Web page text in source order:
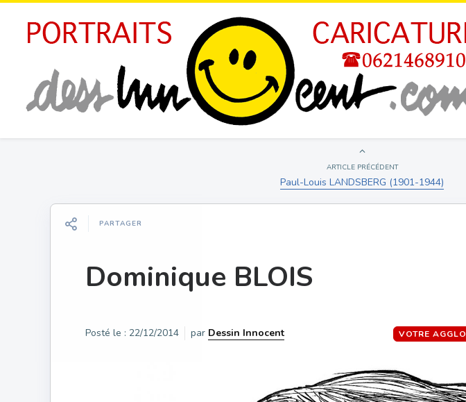
ARTICLE PRÉCÉDENT
Paul-Louis LANDSBERG (1901-1944)
PARTAGER
Dominique BLOIS
Posté le : 22/12/2014 par Dessin Innocent VOTRE AGGLO